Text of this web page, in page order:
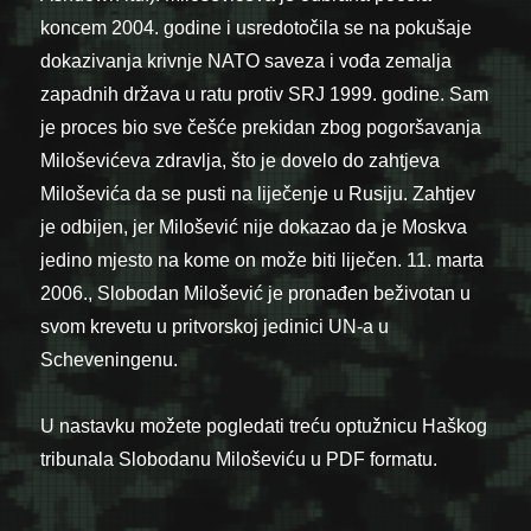
koncem 2004. godine i usredotočila se na pokušaje
dokazivanja krivnje NATO saveza i vođa zemalja
zapadnih država u ratu protiv SRJ 1999. godine. Sam
je proces bio sve češće prekidan zbog pogoršavanja
Miloševićeva zdravlja, što je dovelo do zahtjeva
Miloševića da se pusti na liječenje u Rusiju. Zahtjev
je odbijen, jer Milošević nije dokazao da je Moskva
jedino mjesto na kome on može biti liječen. 11. marta
2006., Slobodan Milošević je pronađen beživotan u
svom krevetu u pritvorskoj jedinici UN-a u
Scheveningenu.
U nastavku možete pogledati treću optužnicu Haškog
tribunala Slobodanu Miloševiću u PDF formatu.